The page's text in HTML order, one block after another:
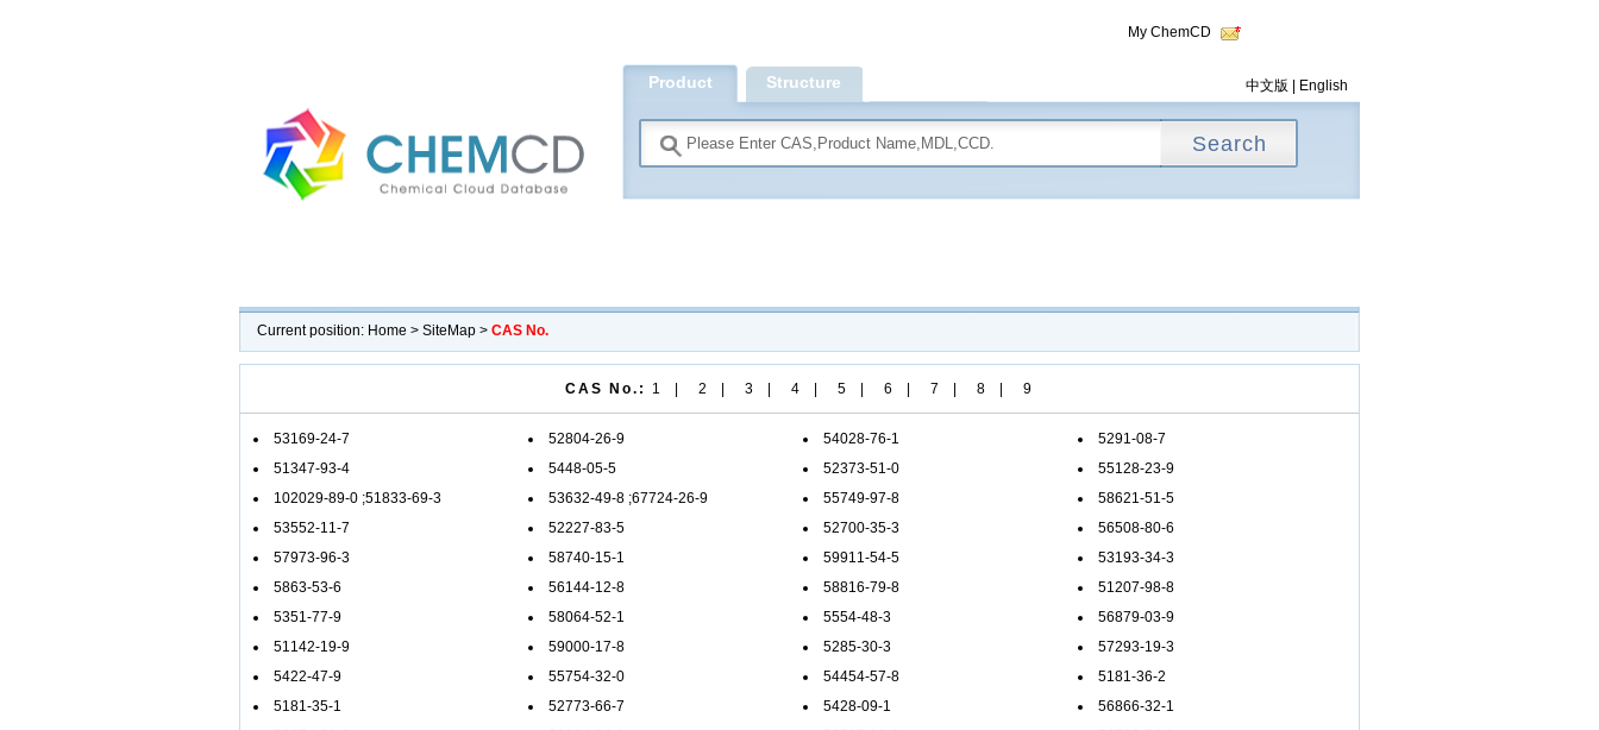
My ChemCD
中文版 English
Product
Structure
Search
Current position: Home > SiteMap > CAS No.
CAS No.: 1 2 3 4 5 6 7 8 9
53169-24-7 52804-26-9 54028-76-1
5291-08-7
51347-93-4
5448-05-5 52373-51-0
55128-23-9
102029-89-0 ;51833-69-3 53632-49-8 ;67724-26-9 55749-97-8
58621-51-5
53552-11-7
52227-83-5 52700-35-3
56508-80-6
57973-96-3
58740-15-1 59911-54-5
53193-34-3
5863-53-6
56144-12-8 58816-79-8
51207-98-8
5351-77-9
58064-52-1 5554-48-3
56879-03-9
51142-19-9
59000-17-8 5285-30-3
57293-19-3
5422-47-9
55754-32-0 54454-57-8
5181-36-2
5181-35-1
52773-66-7 5428-09-1
56866-32-1